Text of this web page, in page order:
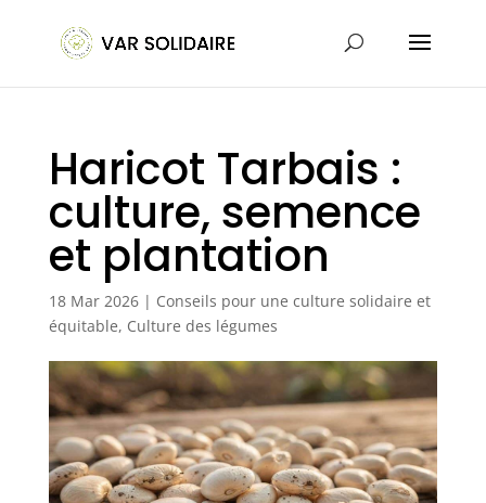
Haricot Tarbais :
culture, semence
et plantation
18 Mar 2026| Conseils pour une culture solidaire et
équitable, Culture des légumes